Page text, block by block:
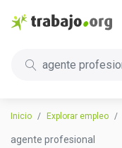
agente
Inicio Explorar empleo
agente profesional